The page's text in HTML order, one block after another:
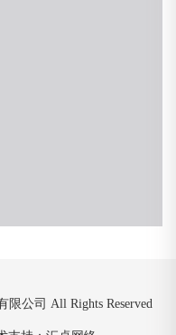
限公司 All Rights Reserved